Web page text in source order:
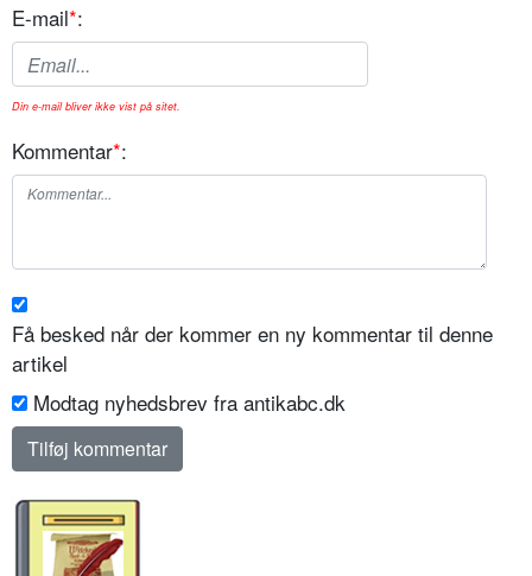
E-mail*:
Din e-mail bliver ikke vist på sitet.
Kommentar*:
Få besked når der kommer en ny kommentar til denne
artikel
Modtag nyhedsbrev fra antikabc.dk